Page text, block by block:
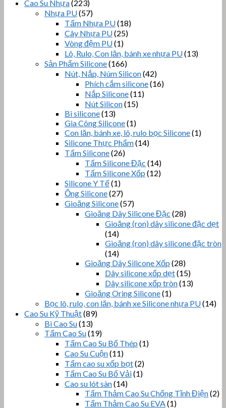
Cao Su Nhựa(223)
Nhựa PU(57)
Tấm Nhựa PU(18)
Cây Nhựa PU(25)
Vòng đệm PU(1)
Lô, Rulo, Con lăn, bánh xe nhựa PU(13)
Sản Phẩm Silicone(166)
Nút, Nắp, Núm Silicon(42)
Phích cắm silicone(16)
Nắp Silicone(11)
Nút Silicon(15)
Bi silicone(13)
Gia Công Silicone(1)
Con lăn, bánh xe, lô, rulo bọc Silicone(1)
Silicone Thực Phẩm(14)
Tấm Silicone(26)
Tấm Silicone Đặc (14)
Tấm Silicone Xốp (12)
Silicone Y Tế(1)
Ống Silicone(27)
Gioăng Silicone(57)
Gioăng Dây Silicone Đặc (28)
Gioăng (ron) dây silicone đặc dẹt
(14)
Gioăng (ron) dây silicone đặc tròn
(14)
Gioăng Dây Silicone Xốp (28)
Dây silicone xốp dẹt(15)
Dây silicone xốp tròn(13)
Gioăng Oring Silicone(1)
Bọc lô, rulo, con lăn, bánh xe Silicone nhựa PU(14)
Cao Su Kỹ Thuật(89)
Bi Cao Su(13)
Tấm Cao Su(19)
Tấm Cao Su Bố Thép (1)
Cao Su Cuộn(11)
Tấm cao su xốp bọt(2)
Tấm Cao Su Bố Vải(1)
Cao su lót sàn(14)
Tấm Thảm Cao Su Chống Tĩnh Điện(2)
Tấm Thảm Cao Su EVA(1)